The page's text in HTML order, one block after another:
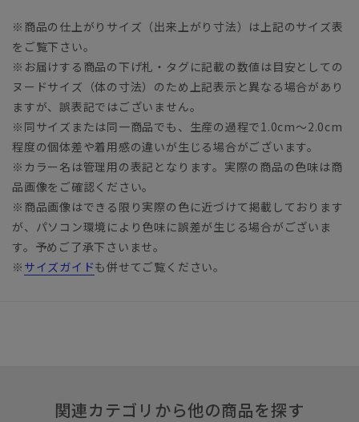
※商品の仕上がりサイズ（出来上がり寸法）は上記のサイズ表
をご覧下さい。
※お届けする商品の下げ札・タグに記載の数値は目安としての
ヌードサイズ（体の寸法）のため上記表示と異なる場合があり
ますが、誤表記ではございません。
※同サイズまたは同一商品でも、生産の過程で1.0cm～2.0cm
程度の個体差や着用感の違いが生じる場合がございます。
※カラー名は管理用の表記となります。実際の商品の色味は商
品画像をご確認ください。
※商品画像はできる限り実際の色に近づけて掲載しております
が、パソコン環境により色味に誤差が生じる場合がございま
す。予めご了承下さいませ。
※ サイズガイドも併せてご覧ください。
関連カテゴリから他の商品を探す